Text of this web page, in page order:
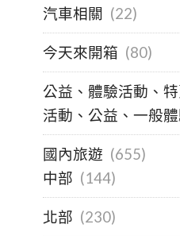
汽車相關 (22)
今天來開箱 (80)
公益、體驗活動、
活動、公益、一般
國內旅遊 (655)
中部 (144)
北部 (230)